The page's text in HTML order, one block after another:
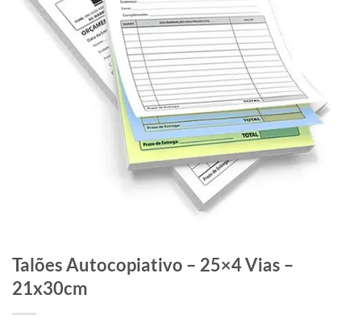
Talões Autocopiativo – 25×4 Vias –
21x30cm